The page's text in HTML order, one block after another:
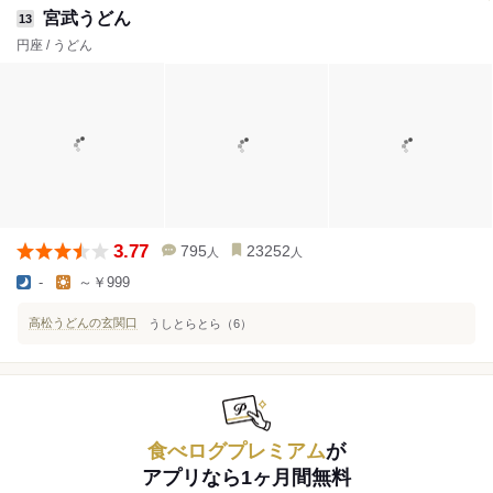
13 宮武うどん
円座 / うどん
3.77 795 人 23252 人
- ～￥999
高松うどんの玄関口 うしとらとら（6）
食べログプレミアムが
アプリなら1ヶ月間無料